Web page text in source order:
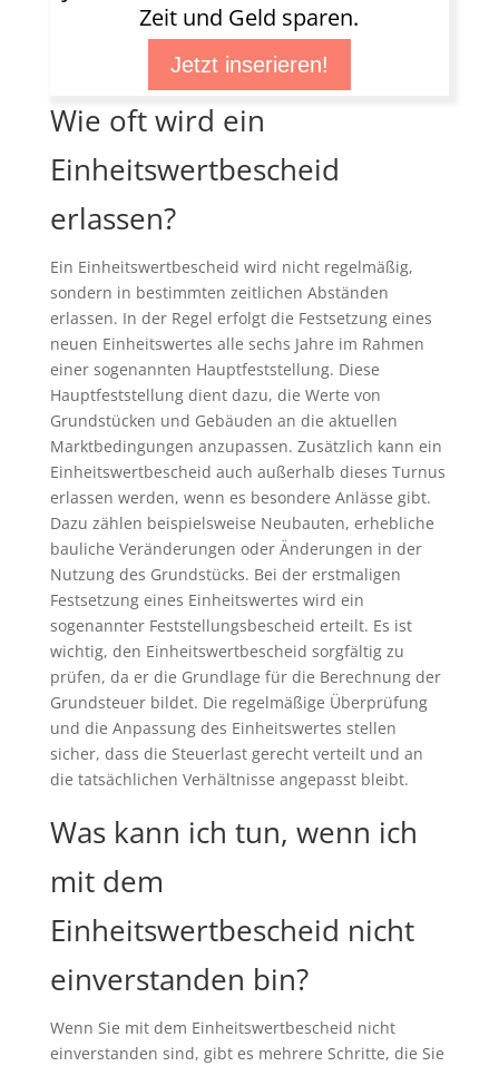
Zeit und Geld sparen.
Jetzt inserieren!
Wie oft wird ein
Einheitswertbescheid
erlassen?
Ein Einheitswertbescheid wird nicht regelmäßig,
sondern in bestimmten zeitlichen Abständen
erlassen. In der Regel erfolgt die Festsetzung eines
neuen Einheitswertes alle sechs Jahre im Rahmen
einer sogenannten Hauptfeststellung. Diese
Hauptfeststellung dient dazu, die Werte von
Grundstücken und Gebäuden an die aktuellen
Marktbedingungen anzupassen. Zusätzlich kann ein
Einheitswertbescheid auch außerhalb dieses Turnus
erlassen werden, wenn es besondere Anlässe gibt.
Dazu zählen beispielsweise Neubauten, erhebliche
bauliche Veränderungen oder Änderungen in der
Nutzung des Grundstücks. Bei der erstmaligen
Festsetzung eines Einheitswertes wird ein
sogenannter Feststellungsbescheid erteilt. Es ist
wichtig, den Einheitswertbescheid sorgfältig zu
prüfen, da er die Grundlage für die Berechnung der
Grundsteuer bildet. Die regelmäßige Überprüfung
und die Anpassung des Einheitswertes stellen
sicher, dass die Steuerlast gerecht verteilt und an
die tatsächlichen Verhältnisse angepasst bleibt.
Was kann ich tun, wenn ich
mit dem
Einheitswertbescheid nicht
einverstanden bin?
Wenn Sie mit dem Einheitswertbescheid nicht
einverstanden sind, gibt es mehrere Schritte, die Sie